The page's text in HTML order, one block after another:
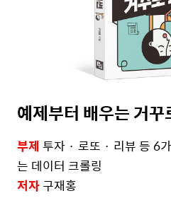
예제부터 배우는 거꾸
부제투자 · 로또 · 리뷰 등 6
는 데이터 크롤링
저자구재홍